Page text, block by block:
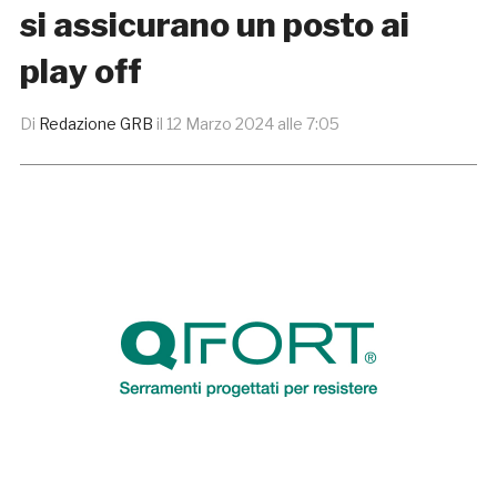
si assicurano un posto ai
play off
Di Redazione GRB il 12 Marzo 2024 alle 7:05